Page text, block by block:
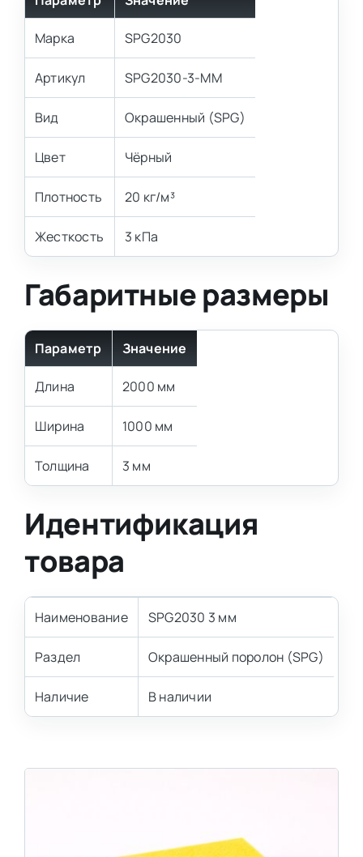
Марка SPG2030
Артикул SPG2030-3-MM
Вид Окрашенный (SPG)
Цвет Чёрный
Плотность 20 кг/м³
Жесткость 3 кПа
Габаритные размеры
Параметр Значение
Длина 2000 мм
Ширина 1000 мм
Толщина 3 мм
Идентификация
товара
Наименование SPG2030 3 мм
Раздел Окрашенный поролон (SPG)
Наличие В наличии